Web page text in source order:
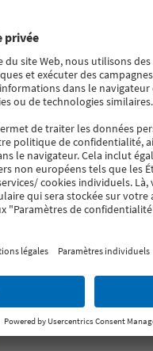
VEKASLIDE Hi-5Système